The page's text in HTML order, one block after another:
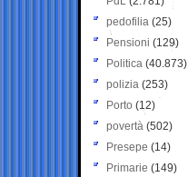
pedofilia (25)
Pensioni (129)
Politica (40.873)
polizia (253)
Porto (12)
povertà (502)
Presepe (14)
Primarie (149)